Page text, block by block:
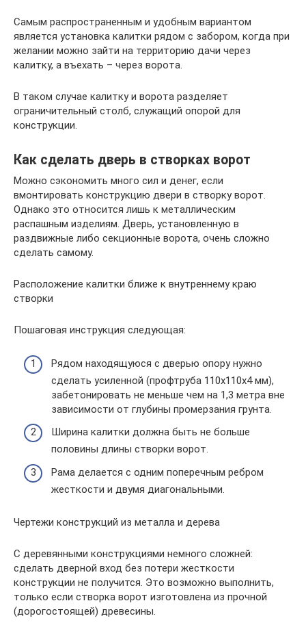
Самым распространенным и удобным вариантом
является установка калитки рядом с забором, когда при
желании можно зайти на территорию дачи через
калитку, а въехать – через ворота.
В таком случае калитку и ворота разделяет
ограничительный столб, служащий опорой для
конструкции.
Как сделать дверь в створках ворот
Можно сэкономить много сил и денег, если
вмонтировать конструкцию двери в створку ворот.
Однако это относится лишь к металлическим
распашным изделиям. Дверь, установленную в
раздвижные либо секционные ворота, очень сложно
сделать самому.
Расположение калитки ближе к внутреннему краю
створки
Пошаговая инструкция следующая:
Рядом находящуюся с дверью опору нужно
сделать усиленной (профтруба 110х110х4 мм),
забетонировать не меньше чем на 1,3 метра вне
зависимости от глубины промерзания грунта.
Ширина калитки должна быть не больше
половины длины створки ворот.
Рама делается с одним поперечным ребром
жесткости и двумя диагональными.
Чертежи конструкций из металла и дерева
С деревянными конструкциями немного сложней:
сделать дверной вход без потери жесткости
конструкции не получится. Это возможно выполнить,
только если створка ворот изготовлена из прочной
(дорогостоящей) древесины.